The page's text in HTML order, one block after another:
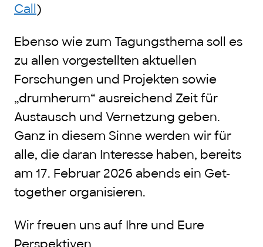
Call)
Ebenso wie zum Tagungsthema soll es
zu allen vorgestellten aktuellen
Forschungen und Projekten sowie
„drumherum“ ausreichend Zeit für
Austausch und Vernetzung geben.
Ganz in diesem Sinne werden wir für
alle, die daran Interesse haben, bereits
am 17. Februar 2026 abends ein Get-
together organisieren.
Wir freuen uns auf Ihre und Eure